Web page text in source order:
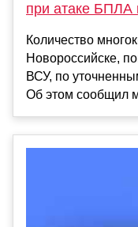
при атаке БПЛА
Количество
Новороссийске,
ВСУ, по
Об этом сообщил